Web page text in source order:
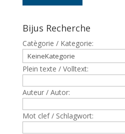
Bijus Recherche
Catègorie / Kategorie:
Plein texte / Volltext:
Auteur / Autor:
Mot clef / Schlagwort: